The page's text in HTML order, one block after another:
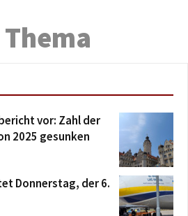
vor: Zahl der
2025 gesunken
Donnerstag, der 6.